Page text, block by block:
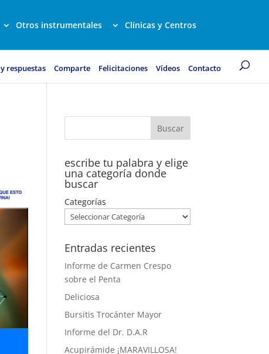
Otros instrumentales
Clínicas y Centros
respuestas Comparte Felicitaciones Vídeos Contacto
escribe tu palabra y elige
una categoría donde
buscar
Categorías
Entradas recientes
Informe de Carmen Crespo
sobre el Penta
Deliciosa
Bursitis Trocánter Mayor
Informe del Dr. D.A.R
Acupirámide ¡MARAVILLOSA!